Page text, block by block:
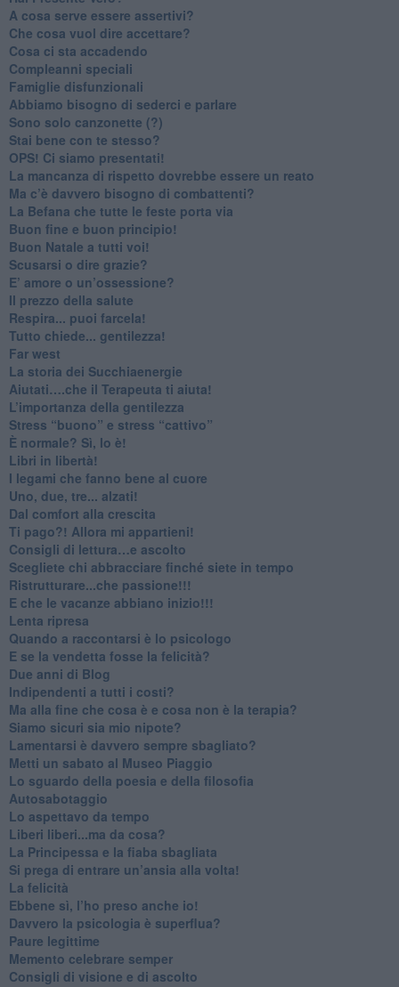
A cosa serve essere assertivi?
​Che cosa vuol dire accettare?
​Cosa ci sta accadendo
​Compleanni speciali
​Famiglie disfunzionali
​Abbiamo bisogno di sederci e parlare
Sono solo canzonette (?)
​Stai bene con te stesso?
​OPS! Ci siamo presentati!
​La mancanza di rispetto dovrebbe essere un reato
​Ma c’è davvero bisogno di combattenti?
​La Befana che tutte le feste porta via
Buon fine e buon principio!
​Buon Natale a tutti voi!
​Scusarsi o dire grazie?
​E’ amore o un’ossessione?
​Il prezzo della salute
​Respira... puoi farcela!
​Tutto chiede... gentilezza!
​Far west
​La storia dei Succhiaenergie
​Aiutati….che il Terapeuta ti aiuta!
​L’importanza della gentilezza
​Stress “buono” e stress “cattivo”
​È normale? Sì, lo è!
​Libri in libertà!
​I legami che fanno bene al cuore
Uno, due, tre... alzati!​
​Dal comfort alla crescita
​Ti pago?! Allora mi appartieni!​
​Consigli di lettura…e ascolto
​Scegliete chi abbracciare finché siete in tempo
​Ristrutturare...che passione!!!
​E che le vacanze abbiano inizio!!!
​Lenta ripresa
​Quando a raccontarsi è lo psicologo
​E se la vendetta fosse la felicità?
​Due anni di Blog
​Indipendenti a tutti i costi?
​Ma alla fine che cosa è e cosa non è la terapia?
​Siamo sicuri sia mio nipote?
​Lamentarsi è davvero sempre sbagliato?
​Metti un sabato al Museo Piaggio
​Lo sguardo della poesia e della filosofia
Autosabotaggio
​Lo aspettavo da tempo
​Liberi liberi...ma da cosa?
​La Principessa e la fiaba sbagliata
Si prega di entrare un’ansia alla volta!
​La felicità
​Ebbene sì, l’ho preso anche io!
​Davvero la psicologia è superflua?
Paure legittime
​Memento celebrare semper
​Consigli di visione e di ascolto